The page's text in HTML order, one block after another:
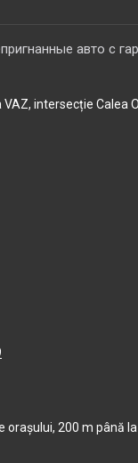
авто с
intersecție Calea
orașului, 200 m până